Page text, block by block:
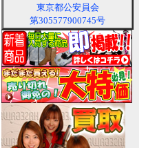
東京都公安員会
第305577900745号